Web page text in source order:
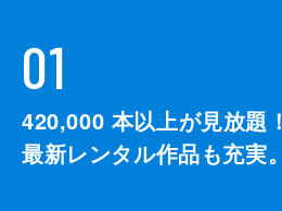
01
420,000 本以上が見放題！
最新レンタル作品も充実。